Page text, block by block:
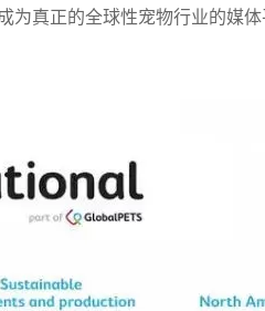
为真正的全球性宠物行业的媒